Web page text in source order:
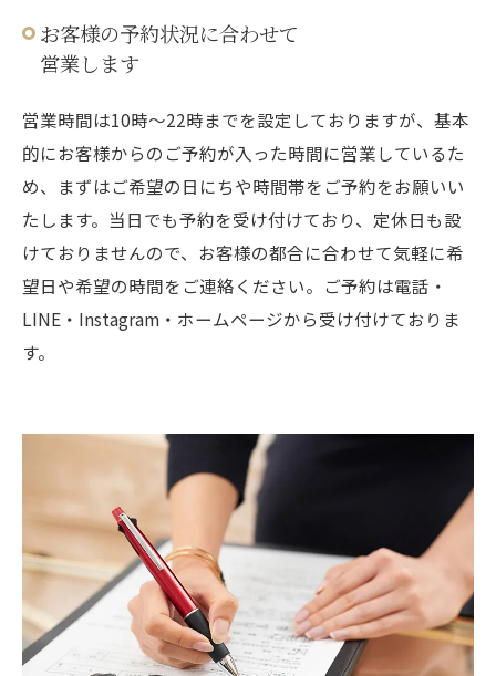
お客様の予約状況に合わせて
営業します
営業時間は10時～22時までを設定しておりますが、基本
的にお客様からのご予約が入った時間に営業しているた
め、まずはご希望の日にちや時間帯をご予約をお願いい
たします。当日でも予約を受け付けており、定休日も設
けておりませんので、お客様の都合に合わせて気軽に希
望日や希望の時間をご連絡ください。ご予約は電話・
LINE・Instagram・ホームページから受け付けておりま
す。